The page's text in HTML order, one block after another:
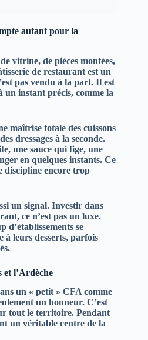
autant pour la
vitrine, de pièces montées,
de restaurant est un
pas vendu à la part. Il est
un instant précis, comme la
maîtrise totale des cuissons
dressages à la seconde.
une sauce qui fige, une
en quelques instants. Ce
discipline encore trop
un signal. Investir dans
ce n’est pas un luxe.
d’établissements se
à leurs desserts, parfois
l’Ardèche
un « petit » CFA comme
un honneur. C’est
tout le territoire. Pendant
un véritable centre de la